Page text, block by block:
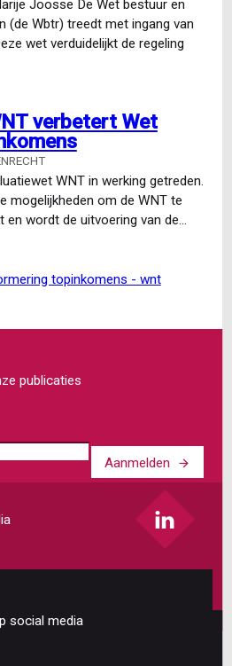
Joosse De Wet bestuur en
(de Wbtr) treedt met ingang van
wet verduidelijkt de regeling
verbetert Wet
WNT in werking getreden.
mogelijkheden om de WNT te
en wordt de uitvoering van de…
topinkomens - wnt
publicaties
Aanmelden
social media